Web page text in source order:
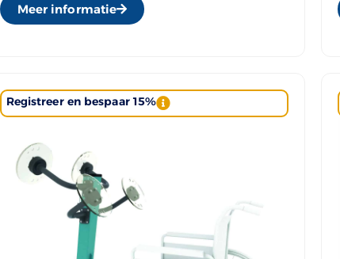
Meer informatie
Registreer en bespaar 15%